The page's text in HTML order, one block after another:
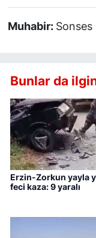
Muhabir: Sonses
Bunlar da
Erzin-Zorkun yayla
feci kaza: 9 yaralı